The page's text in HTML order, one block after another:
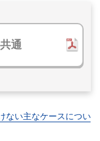
通
ない主なケースについ